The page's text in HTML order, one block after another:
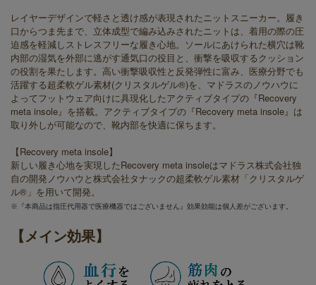
レイヤーデザインで軽さと透け感が表現されたニットスニーカー。履き
口からつま先まで、立体成型で編み込みされたニットは、着用の際の圧
迫感を軽減しストレスフリーな履き心地。ソールにあけられた横穴は靴
内部の湿気を外部に逃がす通気口の役目と、衝撃を吸収するクッション
の役割を果たします。高い衝撃吸収性と反発弾性に富み、医療分野でも
活躍する超柔軟ゲル素材(クリスタルゲル®)を、マドラスのノウハウに
よってフットウェア向けに具現化したアクティブタイプの『Recovery
meta insole』を搭載。アクティブタイプの『Recovery meta insole』は
取り外しが可能なので、靴内部を快適に保ちます。
【Recovery meta insole】
新しい履き心地を実現したRecovery meta insoleはマドラス株式会社独
自の開発ノウハウと株式会社タナックの超柔軟ゲル素材「クリスタルゲ
ル®」を用いて開発。
※『本商品は指圧代用器で医療機器ではございません』効果効能は個人差がございます。
【メイン効果】